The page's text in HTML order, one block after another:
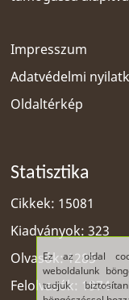
Ez az oldal
weboldalunk
tudjuk
Impresszum
Adatvédelmi
Oldaltérkép
Statisztika
Cikkek: 15081
Kiadványok: 323
Olvasók: 1285
Felolvasók: 1974